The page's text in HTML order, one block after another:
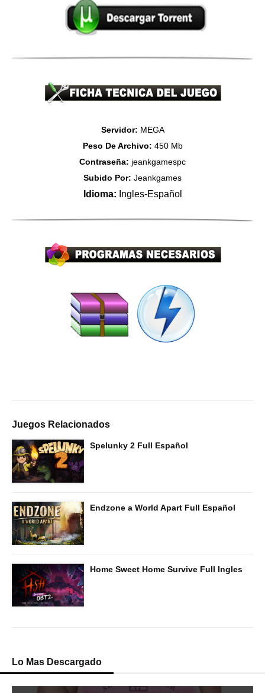
Servidor: MEGA
Peso De Archivo: 450 Mb
Contraseña: jeankgamespc
Subido Por: Jeankgames
Idioma: Ingles-Español
Juegos Relacionados
Spelunky 2 Full Español
Endzone a World Apart Full Español
Home Sweet Home Survive Full Ingles
Lo Mas Descargado